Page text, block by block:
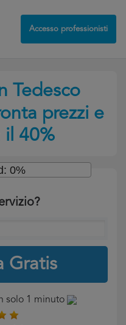
Accesso professionisti
Tedesco
prezzi e
il 40%
Gratis
0%
solo 1 minuto